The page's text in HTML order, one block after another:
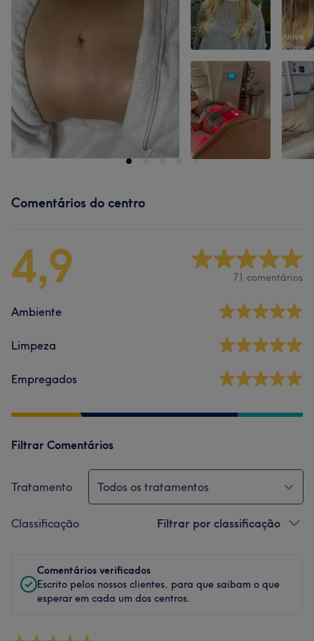
Comentários do centro
4,9 71 comentários
Ambiente
Limpeza
Empregados
Filtrar Comentários
Tratamento Todos os tratamentos
Classificação Filtrar por classificação
Comentários verificados
Escrito pelos nossos clientes, para que saibam o que
esperar em cada um dos centros.